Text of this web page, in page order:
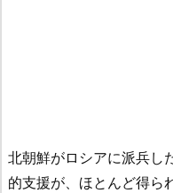
北朝鮮がロシアに派兵し
的支援が、ほとんど得ら